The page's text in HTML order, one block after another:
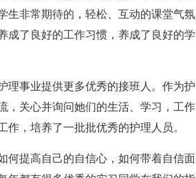
生非常期待的，轻松、互动的课堂气氛
成了良好的工作习惯，养成了良好的学
理事业提供更多优秀的接班人。作为护
，关心并询问她们的生活、学习，工作
，培养了一批批优秀的护理人员。
何提高自己的自信心，如何带着自信面